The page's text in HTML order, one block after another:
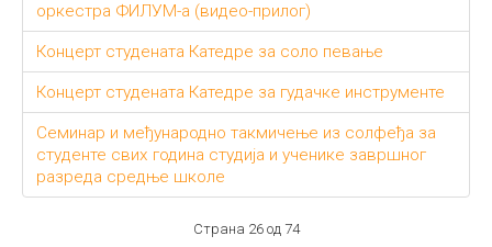
оркестра ФИЛУМ-а (видео-прилог)
Концерт студената Катедре за соло певање
Концерт студената Катедре за гудачке инструменте
Семинар и међународно такмичење из солфеђа за
студенте свих година студија и ученике завршног
разреда средње школе
Страна 26 од 74